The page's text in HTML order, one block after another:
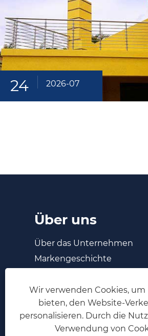
24 2026-07
Über uns
Über das Unternehmen
Markengeschichte
Wir verwenden Cookies,
bieten, den Website-
personalisieren. Durch die
Verwendung von